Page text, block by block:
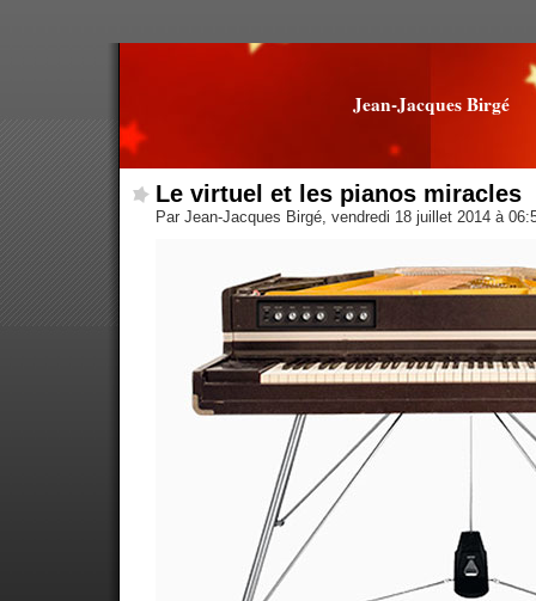
Jean-Jacques Birgé
Le virtuel et les pianos miracles
Par Jean-Jacques Birgé, vendredi 18 juillet 2014 à